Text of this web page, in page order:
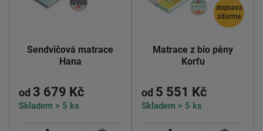
Sendvičová matrace
Hana
od 3 679 Kč
Skladem > 5 ks
doprava
zdarma
Matrace z bio pěny
Korfu
od 5 551 Kč
Skladem > 5 ks